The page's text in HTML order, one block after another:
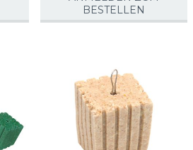
BESTELLEN